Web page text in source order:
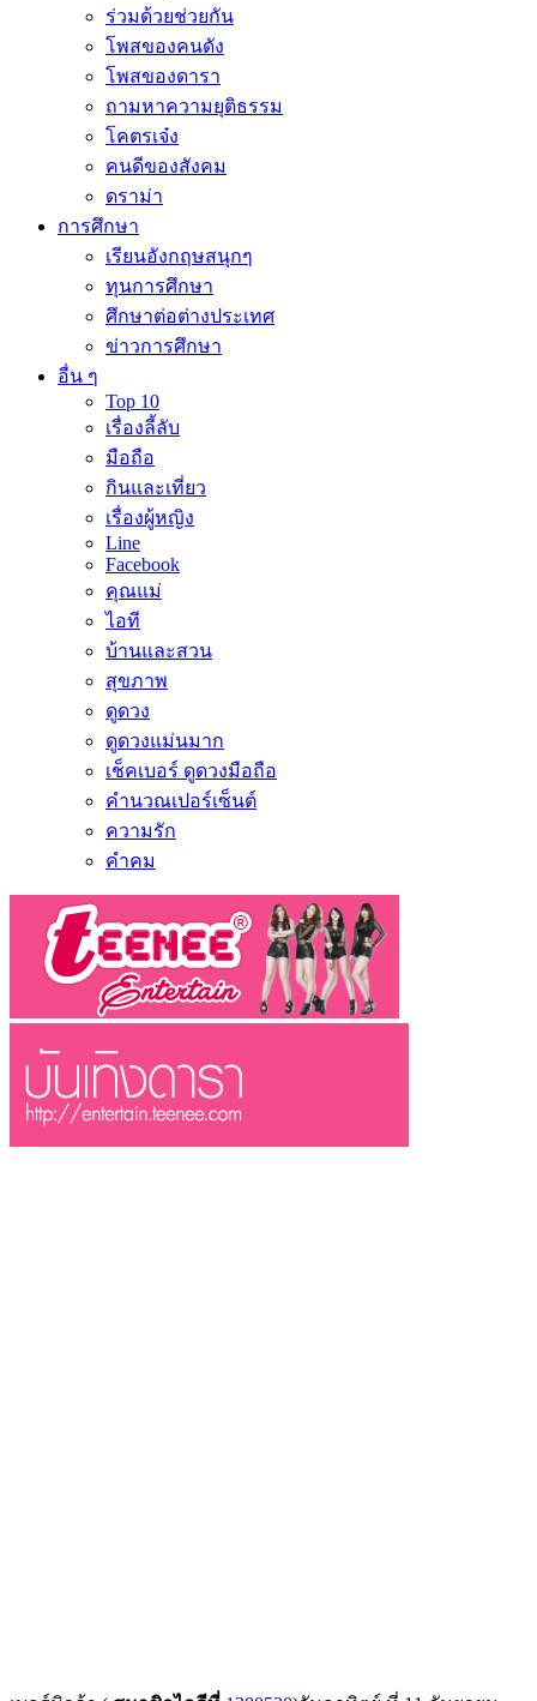
ร่วมด้วยช่วยกัน
โพสของคนดัง
โพสของดารา
ถามหาความยุติธรรม
โคตรเจ๋ง
คนดีของสังคม
ดราม่า
การศึกษา
เรียนอังกฤษสนุกๆ
ทุนการศึกษา
ศึกษาต่อต่างประเทศ
ข่าวการศึกษา
อื่น ๆ
Top 10
เรื่องลี้ลับ
มือถือ
กินและเที่ยว
เรื่องผู้หญิง
Line
Facebook
คุณแม่
ไอที
บ้านและสวน
สุขภาพ
ดูดวง
ดูดวงแม่นมาก
เช็คเบอร์ ดูดวงมือถือ
คำนวณเปอร์เซ็นต์
ความรัก
คำคม